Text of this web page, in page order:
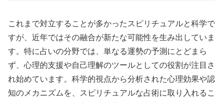
これまで対立することが多かったスピリチュアルと科学で
すが、近年ではその融合が新たな可能性を生み出していま
す。特に占いの分野では、単なる運勢の予測にとどまら
ず、心理的支援や自己理解のツールとしての役割が注目さ
れ始めています。科学的視点から分析された心理効果や認
知のメカニズムを、スピリチュアルな占術に取り入れるこ